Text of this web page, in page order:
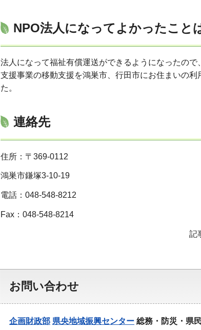
NPO法人になってよかったこと
法人になって福祉有償運送ができるようになったの
支援事業の移動支援を鴻巣市、行田市にお住まいの
た。
連絡先
住所：〒369-0112
鴻巣市鎌塚3-10-19
電話：048-548-8212
Fax：048-548-8214
記事更新日：令和6
お問い合わせ
企画財政部 県央地域振興センター 総務・防災・県